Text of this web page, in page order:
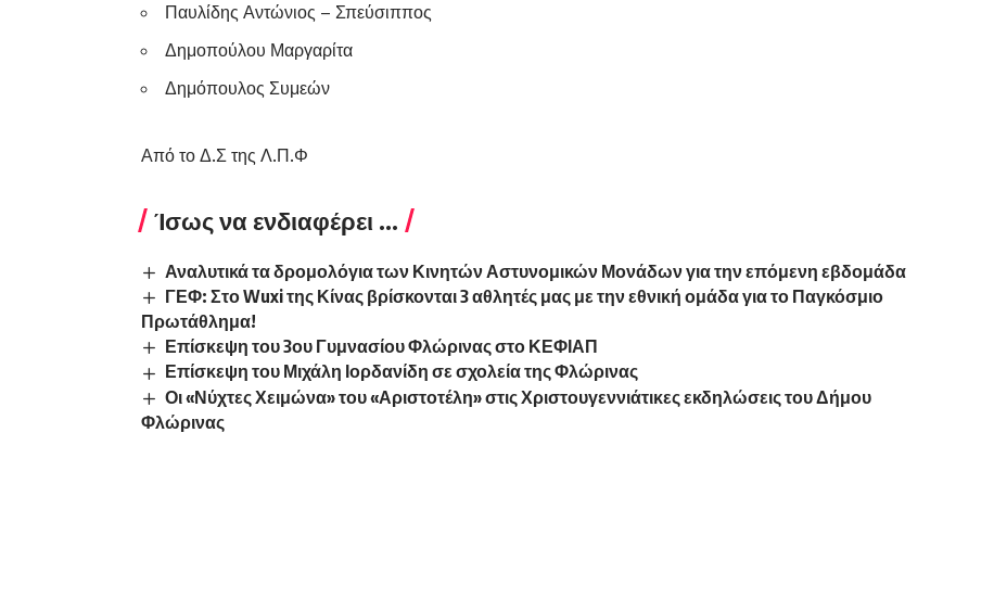
Παυλίδης Αντώνιος – Σπεύσιππος
Δημοπούλου Μαργαρίτα
Δημόπουλος Συμεών
Από το Δ.Σ της Λ.Π.Φ
Ίσως να ενδιαφέρει ...
Αναλυτικά τα δρομολόγια των Κινητών Αστυνομικών Μονάδων για την επόμενη εβδομάδα
ΓΕΦ: Στο Wuxi της Κίνας βρίσκονται 3 αθλητές μας με την εθνική ομάδα για το Παγκόσμιο
Πρωτάθλημα!
Επίσκεψη του 3ου Γυμνασίου Φλώρινας στο ΚΕΦΙΑΠ
Επίσκεψη του Μιχάλη Ιορδανίδη σε σχολεία της Φλώρινας
Οι «Νύχτες Χειμώνα» του «Αριστοτέλη» στις Χριστουγεννιάτικες εκδηλώσεις του Δήμου
Φλώρινας